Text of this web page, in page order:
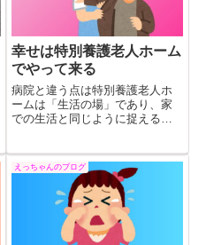
幸せは特別養護老人ホーム
でやって来る
病院と違う点は特別養護老人ホ
ームは「生活の場」であり、家
での生活と同じように捉える
ステージを自宅で暮らすことと
施設で暮らすことは同じように
捉えられると思います。
えっちゃんのブログ